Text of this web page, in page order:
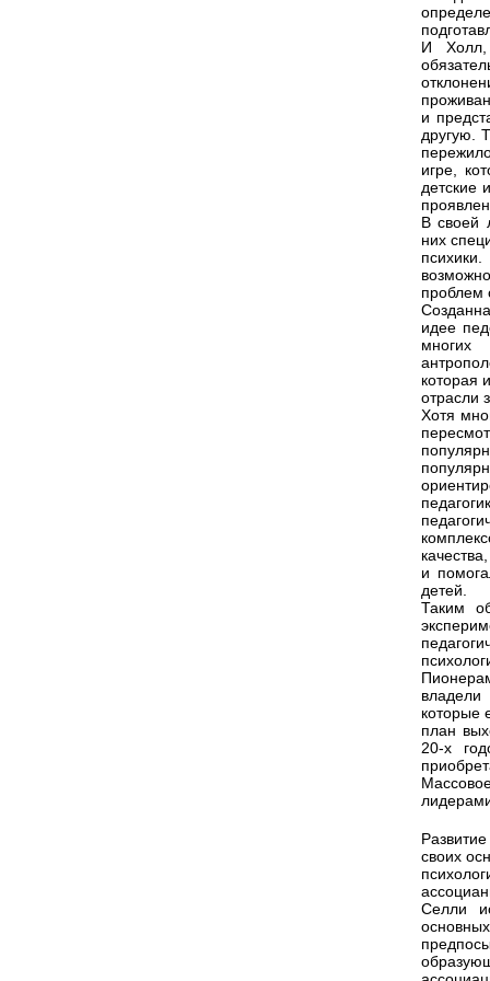
И Холл,
и
другую.
игре,
детские
В своей
них
проблем
идее
многих
которая
отрасли
Хотя
и
детей.
Таким
которые
план
20-х
своих
Селли